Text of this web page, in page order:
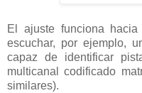
El ajuste funciona
escuchar, por ejemplo,
capaz de identificar
multicanal codificado
similares).